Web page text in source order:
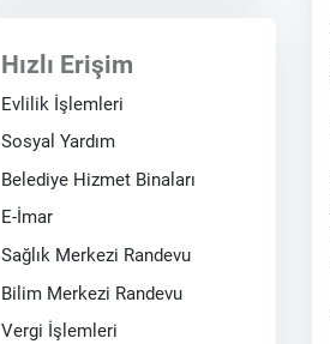
Hızlı Erişim
Evlilik İşlemleri
Sosyal Yardım
Belediye Hizmet Binaları
E-İmar
Sağlık Merkezi Randevu
Bilim Merkezi Randevu
Vergi İşlemleri